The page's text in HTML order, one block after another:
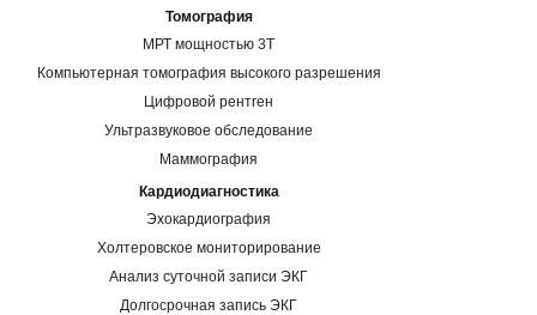
Томография
МРТ мощностью 3Т
Компьютерная томография высокого разрешения
Цифровой рентген
Ультразвуковое обследование
Маммография
Кардиодиагностика
Эхокардиография
Холтеровское мониторирование
Анализ суточной записи ЭКГ
Долгосрочная запись ЭКГ